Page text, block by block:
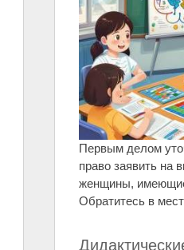
Первым делом
право заявить на
женщины,
Обратитесь в